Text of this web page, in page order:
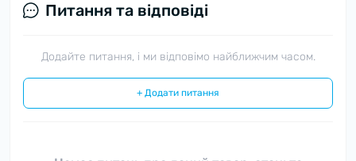
Питання та відповіді
Додайте питання, і ми відповімо найближчим часом.
+ Додати питання